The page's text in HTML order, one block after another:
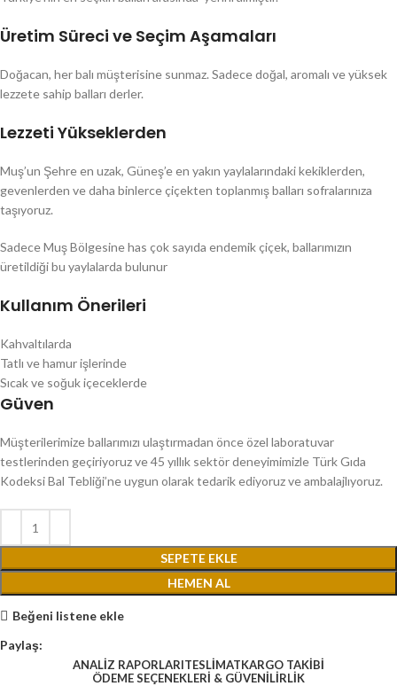
Üretim Süreci ve Seçim Aşamaları
Doğacan, her balı müşterisine sunmaz. Sadece doğal, aromalı ve yüksek
lezzete sahip balları derler.
Lezzeti Yükseklerden
Muş’un Şehre en uzak, Güneş’e en yakın yaylalarındaki kekiklerden,
gevenlerden ve daha binlerce çiçekten toplanmış balları sofralarınıza
taşıyoruz.
Sadece Muş Bölgesine has çok sayıda endemik çiçek, ballarımızın
üretildiği bu yaylalarda bulunur
Kullanım Önerileri
Kahvaltılarda
Tatlı ve hamur işlerinde
Sıcak ve soğuk içeceklerde
Güven
Müşterilerimize ballarımızı ulaştırmadan önce özel laboratuvar
testlerinden geçiriyoruz ve 45 yıllık sektör deneyimimizle Türk Gıda
Kodeksi Bal Tebliği’ne uygun olarak tedarik ediyoruz ve ambalajlıyoruz.
SEPETE EKLE
HEMEN AL
Beğeni listene ekle
Paylaş:
ANALİZ RAPORLARITESLİMATKARGO TAKİBİ
ÖDEME SEÇENEKLERİ & GÜVENİLİRLİK